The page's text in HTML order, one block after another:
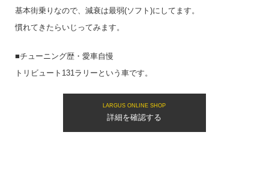
基本街乗りなので、減衰は最弱(ソフト)にしてます。
慣れてきたらいじってみます。
■チューニング歴・愛車自慢
トリビュート131ラリーという車です。
LARGUS ONLINE SHOP
詳細を確認する